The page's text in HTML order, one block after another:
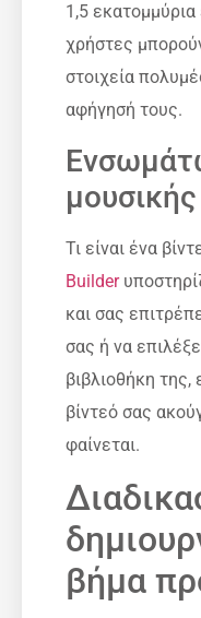
1,5 εκατομμύρια
χρήστες
στοιχεία
αφήγησή τους.
μουσικής
Τι είναι ένα
Builder
και σας
σας ή να
βιβλιοθήκη της,
βίντεό σας
φαίνεται.
βήμα